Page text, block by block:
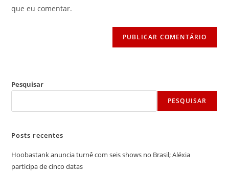
comentar
site
que eu comentar.
Pesquisar
PESQUISAR
Posts recentes
Hoobastank anuncia turnê com seis shows no Brasil; Aléxia
participa de cinco datas